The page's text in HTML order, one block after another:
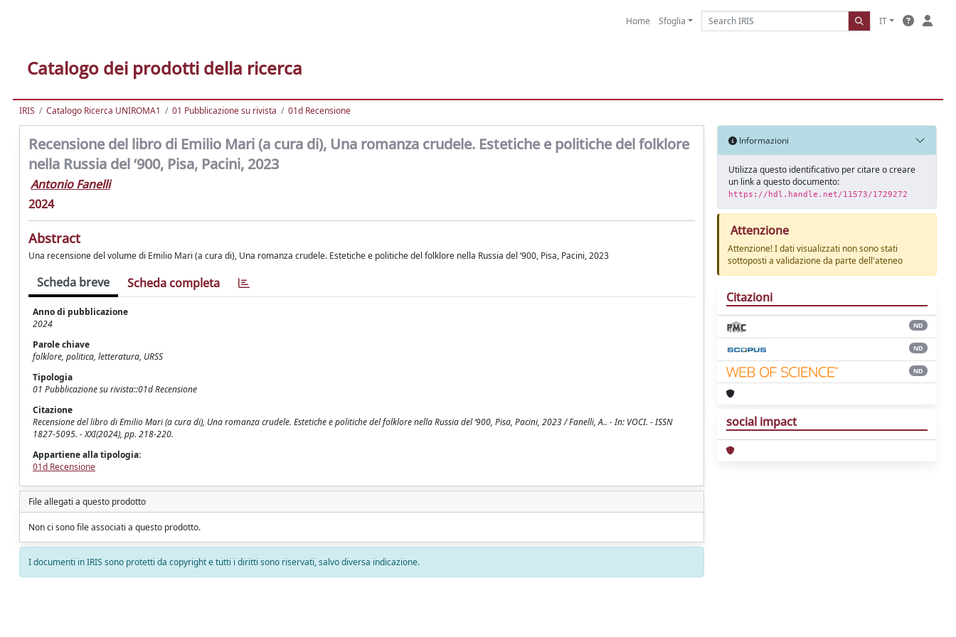
Home Sfoglia IT
Catalogo dei prodotti della ricerca
IRIS Catalogo Ricerca UNIROMA1 01 Pubblicazione su rivista 01d Recensione
Recensione del libro di Emilio Mari (a cura di), Una romanza crudele. Estetiche e politiche del folklore
nella Russia del ‘900, Pisa, Pacini, 2023
Antonio Fanelli
2024
Abstract
Una recensione del volume di Emilio Mari (a cura di), Una romanza crudele. Estetiche e politiche del folklore nella Russia del ‘900, Pisa, Pacini, 2023
Scheda breve Scheda completa
Anno di pubblicazione
2024
Parole chiave
folklore, politica, letteratura, URSS
Tipologia
01 Pubblicazione su rivista::01d Recensione
Citazione
Recensione del libro di Emilio Mari (a cura di), Una romanza crudele. Estetiche e politiche del folklore nella Russia del ‘900, Pisa, Pacini, 2023 / Fanelli, A.. - In: VOCI. - ISSN
1827-5095. - XXI(2024), pp. 218-220.
Appartiene alla tipologia:
01d Recensione
File allegati a questo prodotto
Non ci sono file associati a questo prodotto.
I documenti in IRIS sono protetti da copyright e tutti i diritti sono riservati, salvo diversa indicazione.
Informazioni
Utilizza questo identificativo per citare o creare
un link a questo documento:
https://hdl.handle.net/11573/1729272
Attenzione
Attenzione! I dati visualizzati non sono stati
sottoposti a validazione da parte dell'ateneo
Citazioni
ND
ND
ND
social impact